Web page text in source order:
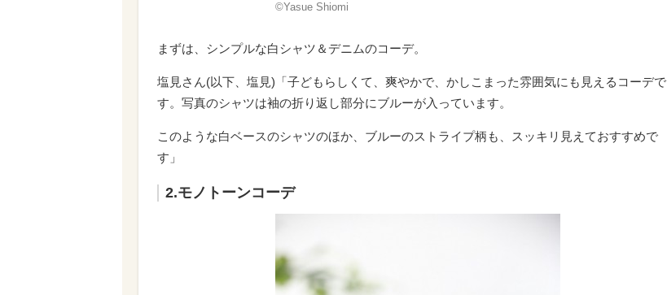
©Yasue Shiomi
まずは、シンプルな白シャツ＆デニムのコーデ。
塩見さん(以下、塩見)「子どもらしくて、爽やかで、かしこまった雰囲気にも見えるコーデで
す。写真のシャツは袖の折り返し部分にブルーが入っています。
このような白ベースのシャツのほか、ブルーのストライプ柄も、スッキリ見えておすすめで
す」
2.モノトーンコーデ